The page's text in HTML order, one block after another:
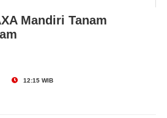
Mandiri Tanam
12:15 WIB